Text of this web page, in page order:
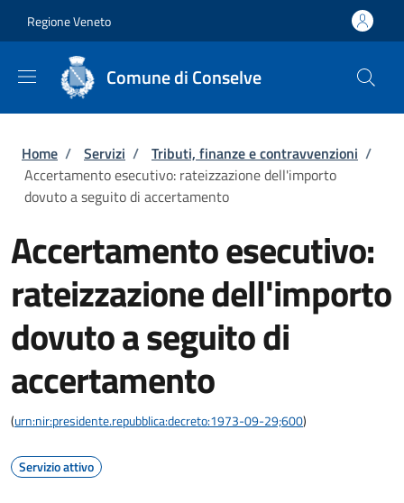
Regione Veneto
Comune di Conselve
Briciole di pane
Home / Servizi / Tributi, finanze e contravvenzioni /
Accertamento esecutivo: rateizzazione dell'importo
dovuto a seguito di accertamento
Accertamento esecutivo:
rateizzazione dell'importo
dovuto a seguito di
accertamento
(urn:nir:presidente.repubblica:decreto:1973-09-29;600)
Servizio attivo